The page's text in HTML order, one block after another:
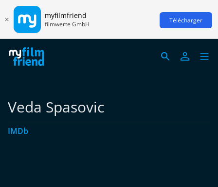
myfilmfriend
filmwerte GmbH Télécharger
Veda Spasovic
IMDb